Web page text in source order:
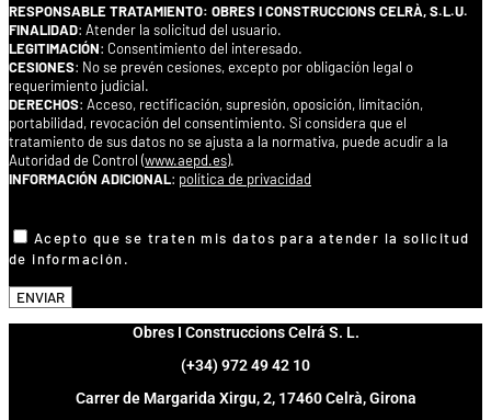
RESPONSABLE TRATAMIENTO: OBRES I CONSTRUCCIONS CELRÀ, S.L.U.
FINALIDAD: Atender la solicitud del usuario.
LEGITIMACIÓN: Consentimiento del interesado.
CESIONES: No se prevén cesiones, excepto por obligación legal o
requerimiento judicial.
DERECHOS: Acceso, rectificación, supresión, oposición, limitación,
portabilidad, revocación del consentimiento. Si considera que el
tratamiento de sus datos no se ajusta a la normativa, puede acudir a la
Autoridad de Control (www.aepd.es).
INFORMACIÓN ADICIONAL: política de privacidad
Acepto que se traten mis datos para atender la solicitud
de información.
ENVIAR
Obres I Construccions Celrá S. L.
(+34) 972 49 42 10
Carrer de Margarida Xirgu, 2, 17460 Celrà, Girona